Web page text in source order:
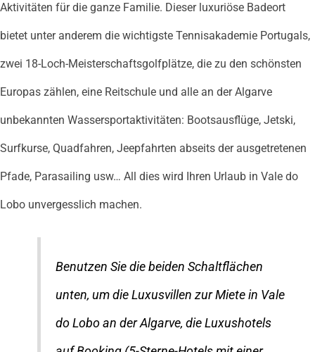
Aktivitäten für die ganze Familie. Dieser luxuriöse Badeort
bietet unter anderem die wichtigste Tennisakademie Portugals,
zwei 18-Loch-Meisterschaftsgolfplätze, die zu den schönsten
Europas zählen, eine Reitschule und alle an der Algarve
unbekannten Wassersportaktivitäten: Bootsausflüge, Jetski,
Surfkurse, Quadfahren, Jeepfahrten abseits der ausgetretenen
Pfade, Parasailing usw… All dies wird Ihren Urlaub in Vale do
Lobo unvergesslich machen.
Benutzen Sie die beiden Schaltflächen
unten, um die Luxusvillen zur Miete in Vale
do Lobo an der Algarve, die Luxushotels